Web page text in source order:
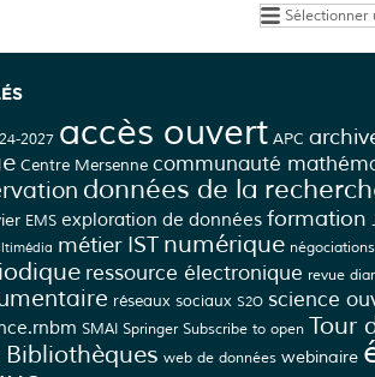
Archives
2027 accès ouvert APC
Centre Mersenne communauté
données de la
EMS exploration de données formation
métier IST numérique négociations
ressource électronique revue
réseaux sociaux S2O science
SMAI Springer Subscribe to open Tour
Bibliothèques web de données webinaire